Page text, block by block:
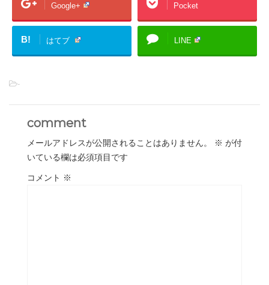
Google+ Pocket
B! はてブ LINE
-
comment
メールアドレスが公開されることはありません。 ※ が付
いている欄は必須項目です
コメント ※